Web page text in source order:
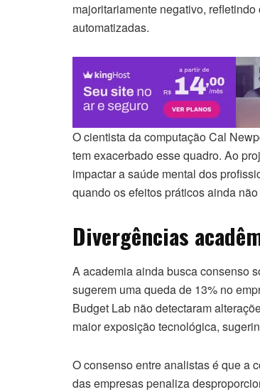
majoritariamente negativo,
automatizadas.
O cientista da computação Cal
tem exacerbado esse quadro. Ao
impactar a saúde mental dos
quando os efeitos práticos ainda
Divergências
A academia ainda busca consenso
sugerem uma queda de 13% no
Budget Lab não detectaram
maior exposição tecnológica,
O consenso entre analistas é que a
das empresas penaliza